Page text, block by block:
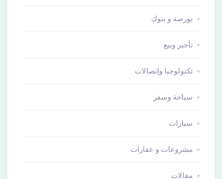
بورصة و بنوك
تأجير وبيع
تكنولوجيا وإتصالات
سياحة وسفر
سيارات
مشروعات و عقارات
مقالات